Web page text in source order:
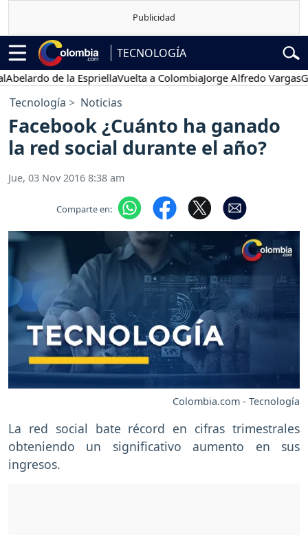
TECNOLOGÍA
de la EspriellaVuelta a ColombiaJorge Alfredo Vargas
Tecnología Noticias
Facebook ¿Cuánto ha ganado
la red social durante el año?
Jue, 03 Nov 2016 8:38 am
Comparte en:
Colombia.com - Tecnología
La red social bate récord en cifras trimestrales
obteniendo un significativo aumento en sus
ingresos.